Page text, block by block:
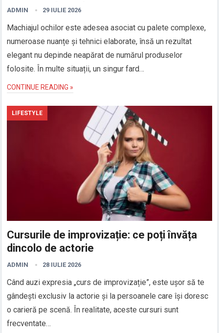
ADMIN 29 IULIE 2026
Machiajul ochilor este adesea asociat cu palete complexe,
numeroase nuanțe și tehnici elaborate, însă un rezultat
elegant nu depinde neapărat de numărul produselor
folosite. În multe situații, un singur fard…
CONTINUE READING »
LIFESTYLE
Cursurile de improvizație: ce poți învăța
dincolo de actorie
ADMIN 28 IULIE 2026
Când auzi expresia „curs de improvizație”, este ușor să te
gândești exclusiv la actorie și la persoanele care își doresc
o carieră pe scenă. În realitate, aceste cursuri sunt
frecventate…